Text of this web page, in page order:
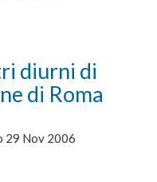
diurni di
di Roma
29 Nov 2006